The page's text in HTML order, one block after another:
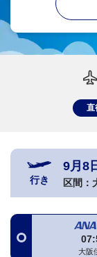
直
行き
9月8
区間：
大阪